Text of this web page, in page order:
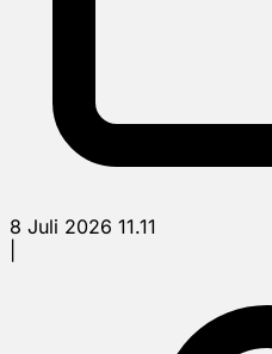
8 Juli 2026 11.11